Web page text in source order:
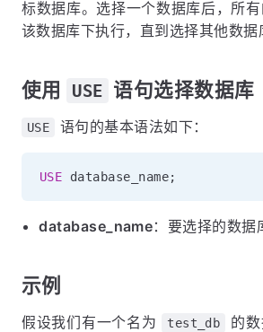
标数据库。选择一个数据库后，所
该数据库下执行，直到选择其他数据
使用 USE 语句选择数据库
USE 语句的基本语法如下：
USE database_name;
database_name：要选择的数据
示例
假设我们有一个名为 test_db
的